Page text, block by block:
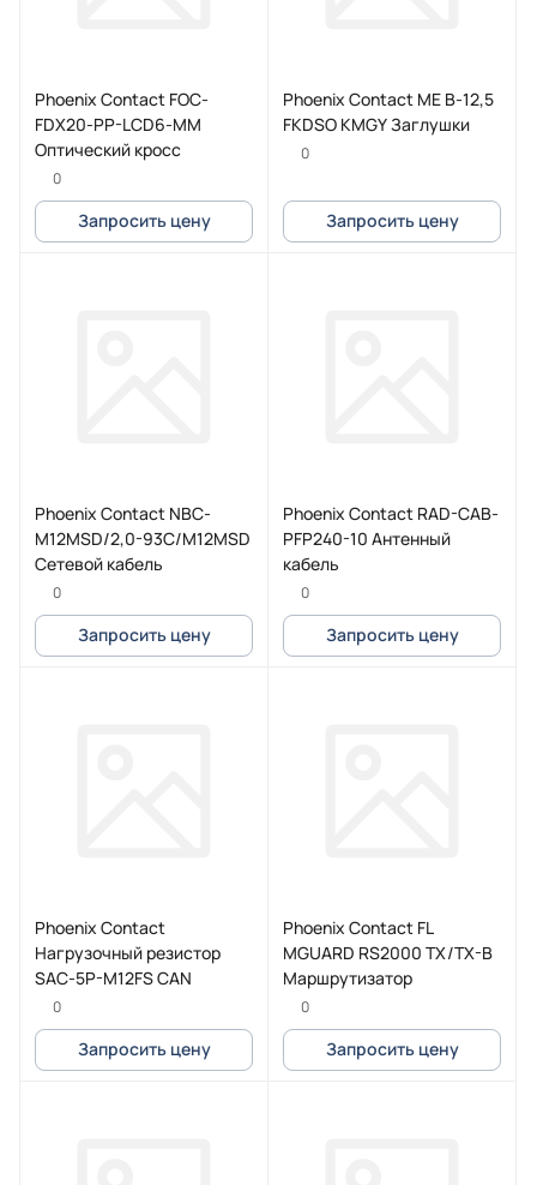
Phoenix Contact FOC-
FDX20-PP-LCD6-MM
Оптический кросс
0
Запросить цену
Phoenix Contact ME B-12,5
FKDSO KMGY Заглушки
0
Запросить цену
Phoenix Contact NBC-
M12MSD/2,0-93C/M12MSD
Сетевой кабель
0
Запросить цену
Phoenix Contact RAD-CAB-
PFP240-10 Антенный
кабель
0
Запросить цену
Phoenix Contact
Нагрузочный резистор
SAC-5P-M12FS CAN
0
Запросить цену
Phoenix Contact FL
MGUARD RS2000 TX/TX-B
Маршрутизатор
0
Запросить цену